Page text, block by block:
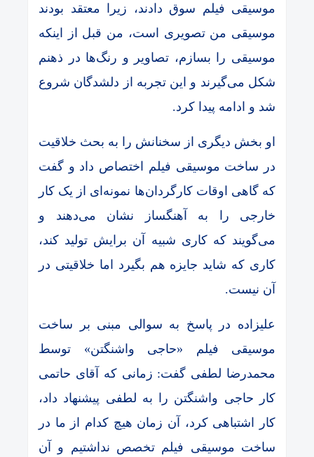
موسیقی فیلم سوق دادند، زیرا معتقد بودند
موسیقی من تصویری است، من قبل از اینکه
موسیقی را بسازم، تصاویر و رنگ‌ها در ذهنم
شکل می‌گیرند و این تجربه از دلشدگان شروع
شد و ادامه پیدا کرد.
او بخش دیگری از سخنانش را به بحث خلاقیت
در ساخت موسیقی فیلم اختصاص داد و گفت
که گاهی اوقات کارگردان‌ها نمونه‌ای از یک کار
خارجی را به آهنگساز نشان می‌دهند و
می‌گویند که کاری شبیه آن برایش تولید کند،
کاری که شاید جایزه هم بگیرد اما خلاقیتی در
آن نیست.
علیزاده در پاسخ به سوالی مبنی بر ساخت
موسیقی فیلم «حاجی واشنگتن» توسط
محمدرضا لطفی گفت: زمانی که آقای حاتمی
کار حاجی واشنگتن را به لطفی پیشنهاد داد،
کار اشتباهی کرد، آن زمان هیچ کدام از ما در
ساخت موسیقی فیلم تخصص نداشتیم و آن